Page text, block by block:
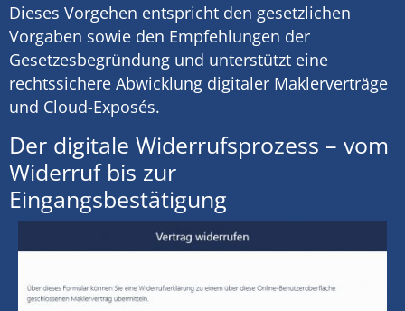
Dieses Vorgehen entspricht den gesetzlichen
Vorgaben sowie den Empfehlungen der
Gesetzesbegründung und unterstützt eine
rechtssichere Abwicklung digitaler Maklerverträge
und Cloud-Exposés.
Der digitale Widerrufsprozess – vom
Widerruf bis zur
Eingangsbestätigung